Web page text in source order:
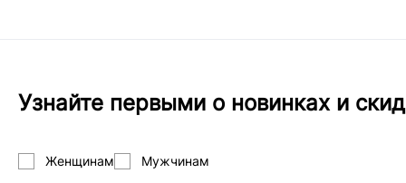
Узнайте первыми о новинках и
Женщинам Мужчинам